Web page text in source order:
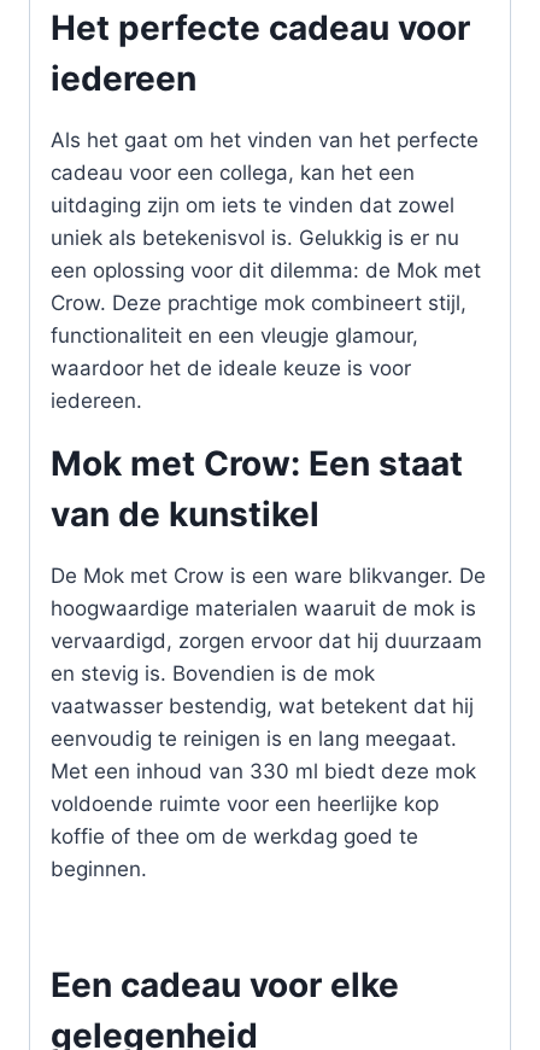
Het perfecte cadeau voor
iedereen
Als het gaat om het vinden van het perfecte
cadeau voor een collega, kan het een
uitdaging zijn om iets te vinden dat zowel
uniek als betekenisvol is. Gelukkig is er nu
een oplossing voor dit dilemma: de Mok met
Crow. Deze prachtige mok combineert stijl,
functionaliteit en een vleugje glamour,
waardoor het de ideale keuze is voor
iedereen.
Mok met Crow: Een staat
van de kunstikel
De Mok met Crow is een ware blikvanger. De
hoogwaardige materialen waaruit de mok is
vervaardigd, zorgen ervoor dat hij duurzaam
en stevig is. Bovendien is de mok
vaatwasser bestendig, wat betekent dat hij
eenvoudig te reinigen is en lang meegaat.
Met een inhoud van 330 ml biedt deze mok
voldoende ruimte voor een heerlijke kop
koffie of thee om de werkdag goed te
beginnen.
Een cadeau voor elke
gelegenheid